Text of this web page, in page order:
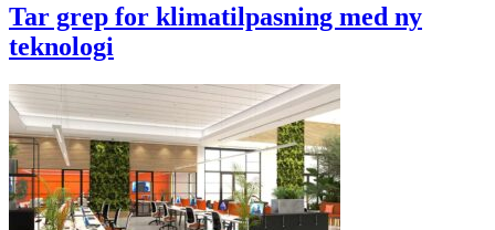
Tar grep for klimatilpasning med ny
teknologi